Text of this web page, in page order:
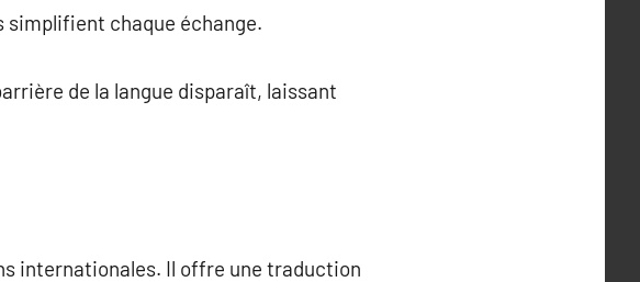
chaque échange.
de la langue disparaît, laissant
internationales. Il offre une traduction